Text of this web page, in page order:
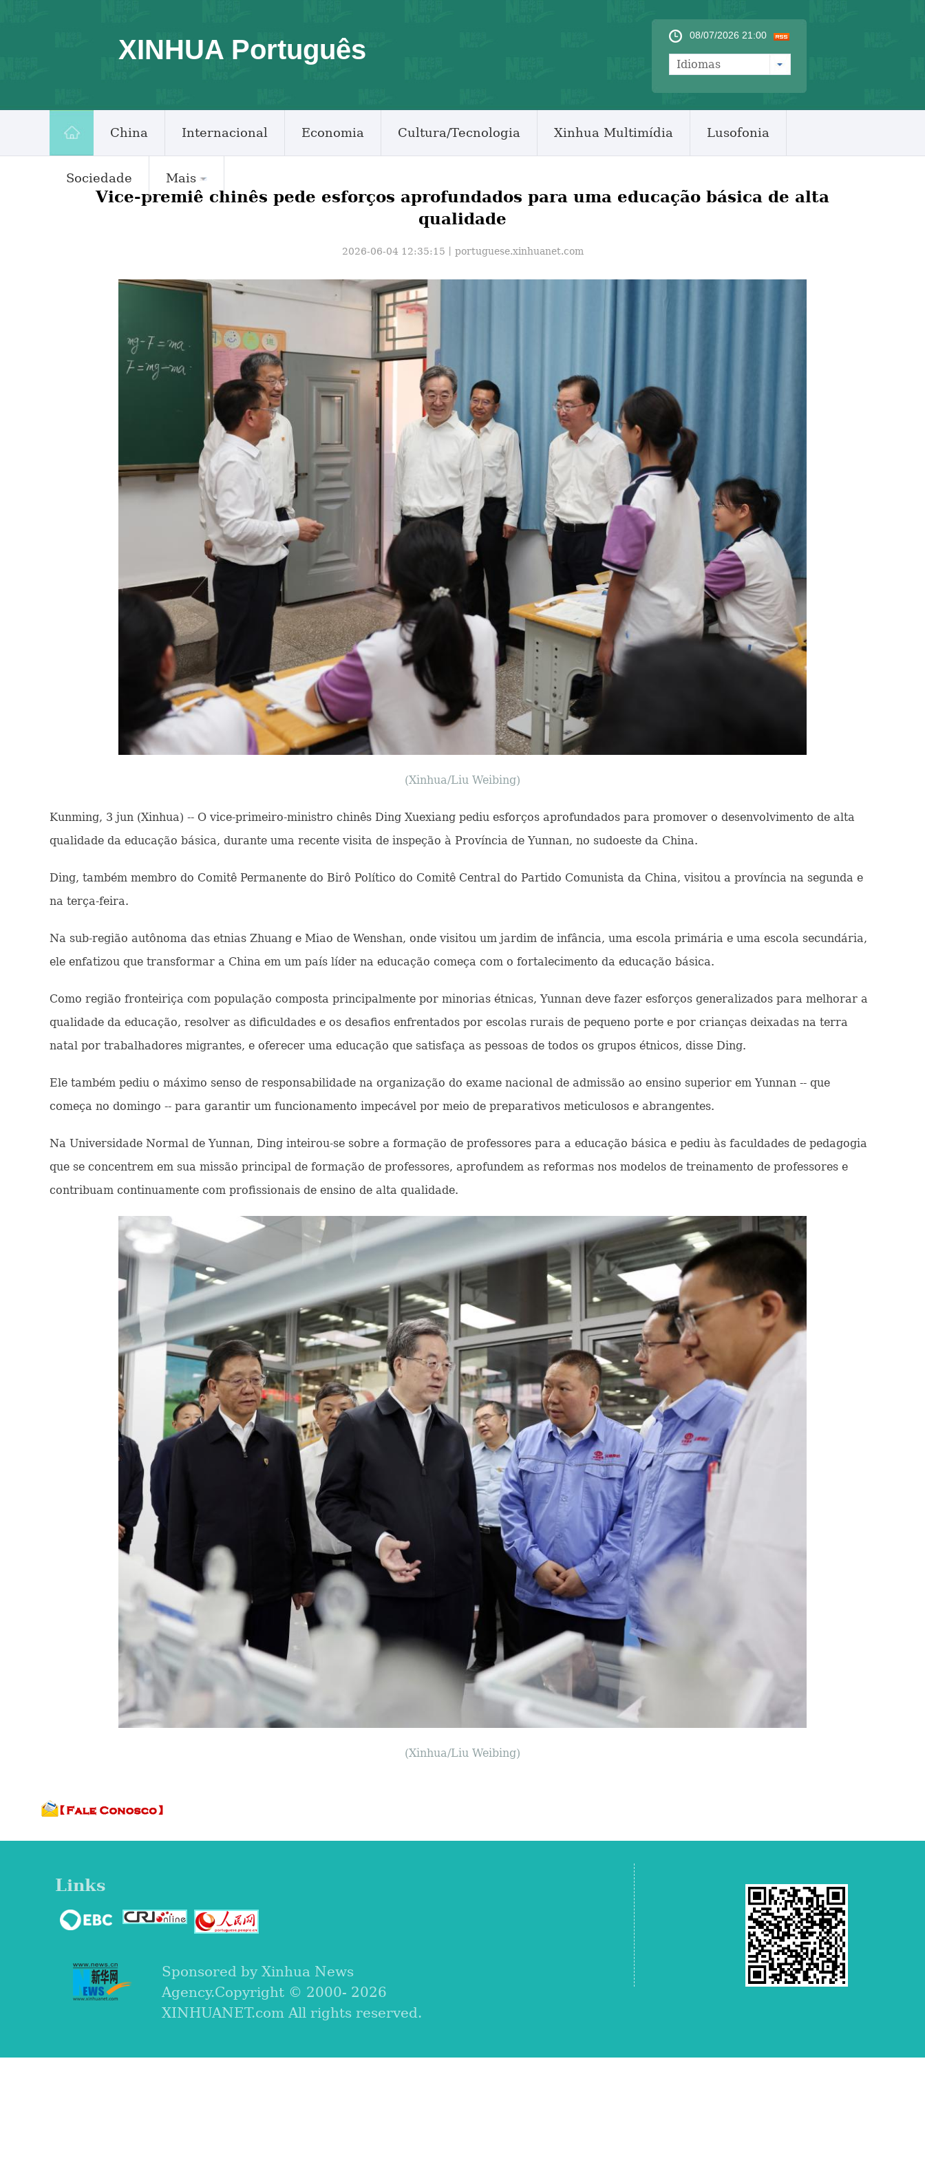
XINHUA Português 08/07/2026 21:00
Idiomas
China Internacional Economia Cultura/Tecnologia Xinhua Multimídia Lusofonia
Sociedade Mais
Vice-premiê chinês pede esforços aprofundados para uma educação básica de alta
qualidade
2026-06-04 12:35:15丨 portuguese.xinhuanet.com
(Xinhua/Liu Weibing)
Kunming, 3 jun (Xinhua) -- O vice-primeiro-ministro chinês Ding Xuexiang pediu esforços aprofundados para promover o desenvolvimento de alta
qualidade da educação básica, durante uma recente visita de inspeção à Província de Yunnan, no sudoeste da China.
Ding, também membro do Comitê Permanente do Birô Político do Comitê Central do Partido Comunista da China, visitou a província na segunda e
na terça-feira.
Na sub-região autônoma das etnias Zhuang e Miao de Wenshan, onde visitou um jardim de infância, uma escola primária e uma escola secundária,
ele enfatizou que transformar a China em um país líder na educação começa com o fortalecimento da educação básica.
Como região fronteiriça com população composta principalmente por minorias étnicas, Yunnan deve fazer esforços generalizados para melhorar a
qualidade da educação, resolver as dificuldades e os desafios enfrentados por escolas rurais de pequeno porte e por crianças deixadas na terra
natal por trabalhadores migrantes, e oferecer uma educação que satisfaça as pessoas de todos os grupos étnicos, disse Ding.
Ele também pediu o máximo senso de responsabilidade na organização do exame nacional de admissão ao ensino superior em Yunnan -- que
começa no domingo -- para garantir um funcionamento impecável por meio de preparativos meticulosos e abrangentes.
Na Universidade Normal de Yunnan, Ding inteirou-se sobre a formação de professores para a educação básica e pediu às faculdades de pedagogia
que se concentrem em sua missão principal de formação de professores, aprofundem as reformas nos modelos de treinamento de professores e
contribuam continuamente com profissionais de ensino de alta qualidade.
(Xinhua/Liu Weibing)
Links
Sponsored by Xinhua News
Agency.Copyright © 2000- 2026
XINHUANET.com All rights reserved.